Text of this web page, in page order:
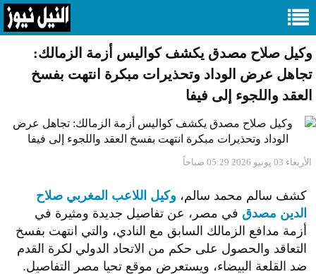
وكيل صلاح مصدق يكشف كواليس أزمة الزمالك:
تجاهل عرض الوداد وتحذيرات مبكرة انتهت بفسخ
العقد واللجوء إلى فيفا
الأربعاء 03 يونيو 2026 05:29 صباحاً
كشف سالم محمد سالم، وكيل اللاعب المغربي صلاح
الدين مصدق في مصر، عن تفاصيل جديدة ومثيرة في
أزمة مدافع الزمالك السابق مع النادي، والتي انتهت بفسخ
التعاقد والحصول على حكم من الاتحاد الدولي لكرة القدم
ضد القلعة البيضاء، ويستعرض موقع تحيا مصر التفاصيل.